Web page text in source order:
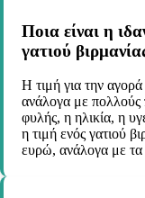
Ποια είναι η
γατιού
Η τιμή για την αγορά
ανάλογα με πολλούς
φυλής, η ηλικία, η
η τιμή ενός γατιού
ευρώ, ανάλογα με τα